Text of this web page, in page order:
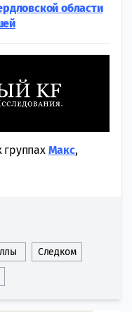
области
Макс,
Следком